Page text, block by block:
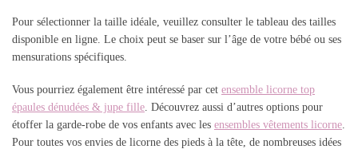
Pour sélectionner la taille idéale, veuillez consulter le tableau des tailles
disponible en ligne. Le choix peut se baser sur l’âge de votre bébé ou ses
mensurations spécifiques.
Vous pourriez également être intéressé par cet ensemble licorne top
épaules dénudées & jupe fille. Découvrez aussi d’autres options pour
étoffer la garde-robe de vos enfants avec les ensembles vêtements licorne.
Pour toutes vos envies de licorne des pieds à la tête, de nombreuses idées